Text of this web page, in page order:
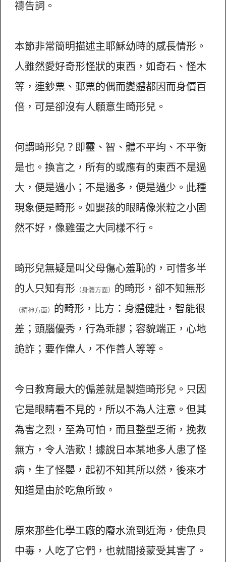
禱告詞。
本節非常簡明描述主耶穌幼時的感長情形。
人雖然愛好奇形怪狀的東西，如奇石、怪木
等，連鈔票、郵票的偶而變體都因而身價百
倍，可是卻沒有人願意生畸形兒。
何謂畸形兒？即靈、智、體不平均、不平衡
是也。換言之，所有的或應有的東西不是過
大，便是過小；不是過多，便是過少。此種
現象便是畸形。如嬰孩的眼睛像米粒之小固
然不好，像雞蛋之大同樣不行。
畸形兒無疑是叫父母傷心羞恥的，可惜多半
的人只知有形 （身體方面） 的畸形，卻不知無形
（精神方面） 的畸形，比方：身體健壯，智能很
差；頭腦優秀，行為乖謬；容貌端正，心地
詭詐；要作偉人，不作善人等等。
今日教育最大的偏差就是製造畸形兒。只因
它是眼睛看不見的，所以不為人注意。但其
為害之烈，至為可怕，而且整型乏術，挽救
無方，令人浩歎！據說日本某地多人患了怪
病，生了怪嬰，起初不知其所以然，後來才
知道是由於吃魚所致。
原來那些化學工廠的廢水流到近海，使魚貝
中毒，人吃了它們，也就間接蒙受其害了。